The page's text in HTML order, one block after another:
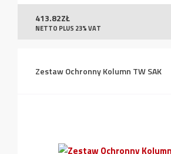
413.82ZŁ
NETTO PLUS 23% VAT
Zestaw Ochronny Kolumn TW SAK